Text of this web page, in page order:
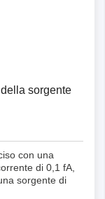
sorgente
con una
di 0,1 fA,
sorgente di